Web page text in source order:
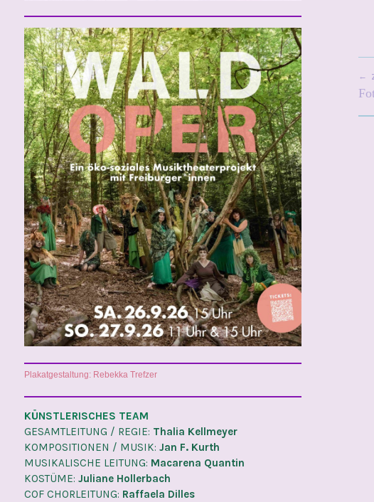
Plakatgestaltung: Rebekka Trefzer
KÜNSTLERISCHES TEAM
GESAMTLEITUNG / REGIE: Thalia Kellmeyer
KOMPOSITIONEN / MUSIK: Jan F. Kurth
MUSIKALISCHE LEITUNG: Macarena Quantin
KOSTÜME: Juliane Hollerbach
COF CHORLEITUNG: Raffaela Dilles